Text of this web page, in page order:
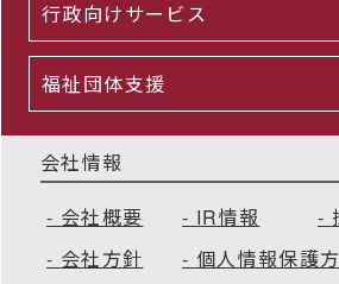
行政向けサービス
福祉団体支援
会社情報
会社概要
IR情報
会社方針
個人情報保護